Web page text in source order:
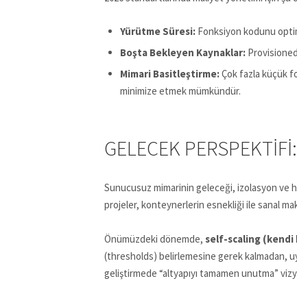
Yürütme Süresi:Fonksiyon kodunu
Boşta Bekleyen Kaynaklar:
Mimari Basitleştirme:Çok fazla küçük
minimize etmek mümkündür.
GELECEK
Sunucusuz mimarinin geleceği, izolasyon ve
projeler, konteynerlerin esnekliği ile sanal
Önümüzdeki dönemde, self-scaling
(thresholds) belirlemesine gerek kalmadan,
geliştirmede “altyapıyı tamamen unutma”